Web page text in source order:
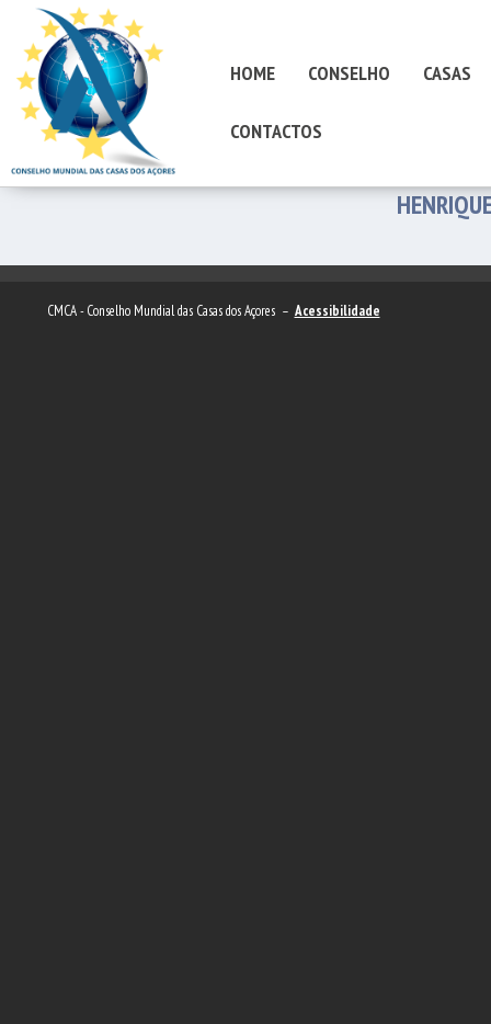
HOME CONSELHO CASAS
CONTACTOS
CMCA - Conselho Mundial das Casas dos Açores – Acessibilidade